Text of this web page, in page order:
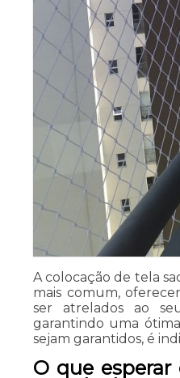
A colocação de tela
mais comum,
ser atrelados ao
garantindo uma
sejam garantidos, é
O que